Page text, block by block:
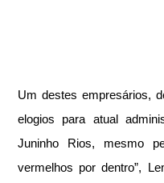
Um destes empresários,
elogios para atual
Juninho Rios, mesmo
vermelhos por dentro”,